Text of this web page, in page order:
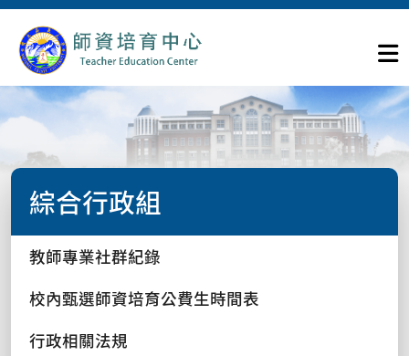
綜合行政組
教師專業社群紀錄
校內甄選師資培育公費生時間表
行政相關法規